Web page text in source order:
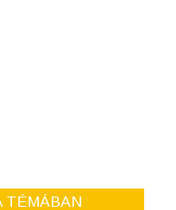
TÉMÁBAN